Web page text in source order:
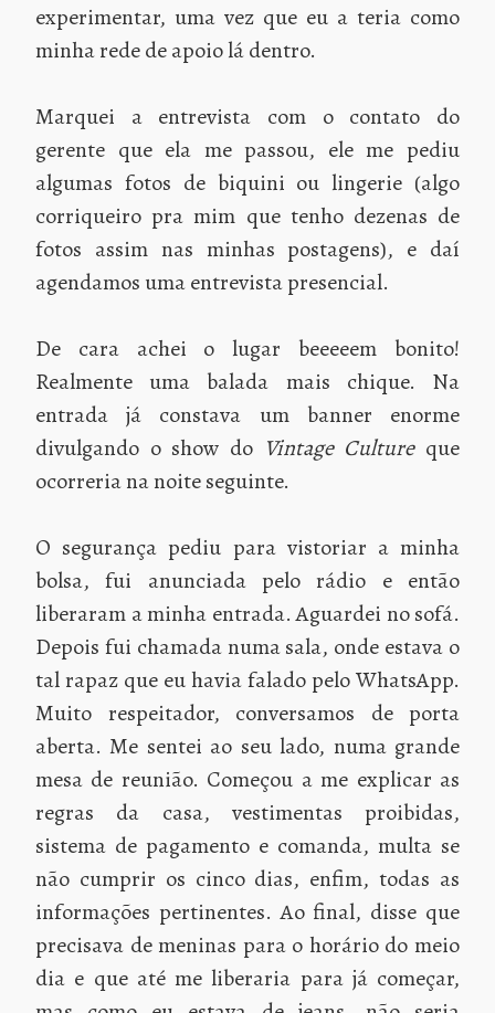
experimentar, uma vez que eu a teria como
minha rede de apoio lá dentro.
Marquei a entrevista com o contato do
gerente que ela me passou, ele me pediu
algumas fotos de biquini ou lingerie (algo
corriqueiro pra mim que tenho dezenas de
fotos assim nas minhas postagens), e daí
agendamos uma entrevista presencial.
De cara achei o lugar beeeeem bonito!
Realmente uma balada mais chique. Na
entrada já constava um banner enorme
divulgando o show do Vintage Cultureque
ocorreria na noite seguinte.
O segurança pediu para vistoriar a minha
bolsa, fui anunciada pelo rádio e então
liberaram a minha entrada. Aguardei no sofá.
Depois fui chamada numa sala, onde estava o
tal rapaz que eu havia falado pelo WhatsApp.
Muito respeitador, conversamos de porta
aberta. Me sentei ao seu lado, numa grande
mesa de reunião. Começou a me explicar as
regras da casa, vestimentas proibidas,
sistema de pagamento e comanda, multa se
não cumprir os cinco dias, enfim, todas as
informações pertinentes. Ao final, disse que
precisava de meninas para o horário do meio
dia e que até me liberaria para já começar,